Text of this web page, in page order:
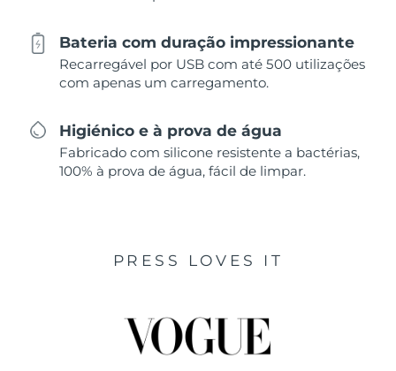
Bateria com duração impressionante
Recarregável por USB com até 500 utilizações
com apenas um carregamento.
Higiénico e à prova de água
Fabricado com silicone resistente a bactérias,
100% à prova de água, fácil de limpar.
PRESS LOVES IT